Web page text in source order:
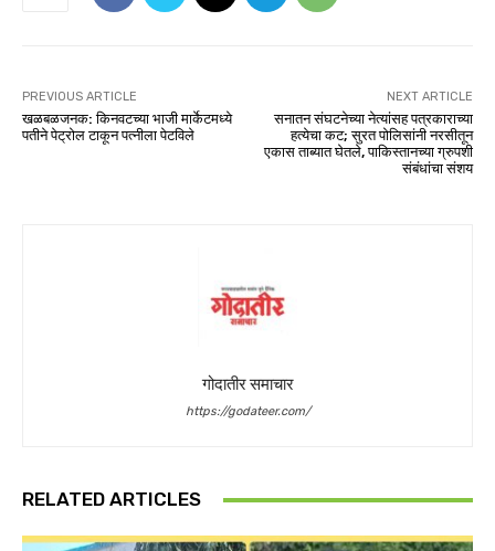
PREVIOUS ARTICLE
खळबळजनक: किनवटच्या भाजी मार्केटमध्ये
पतीने पेट्रोल टाकून पत्नीला पेटविले
NEXT ARTICLE
सनातन संघटनेच्या नेत्यांसह पत्रकाराच्या
हत्येचा कट; सुरत पोलिसांनी नरसीतून
एकास ताब्यात घेतले, पाकिस्तानच्या ग्रुपशी
संबंधांचा संशय
गोदातीर समाचार
https://godateer.com/
RELATED ARTICLES